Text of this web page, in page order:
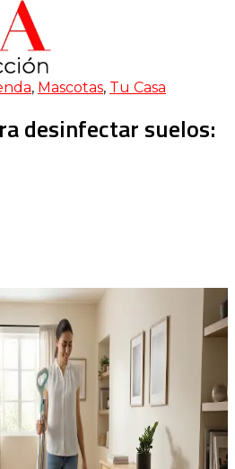
, Mascotas, Tu Casa
desinfectar suelos: